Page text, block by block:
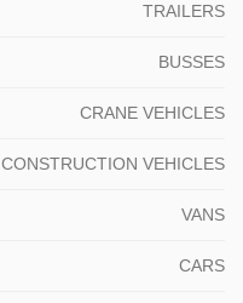
TRAILERS
BUSSES
CRANE VEHICLES
CONSTRUCTION VEHICLES
VANS
CARS